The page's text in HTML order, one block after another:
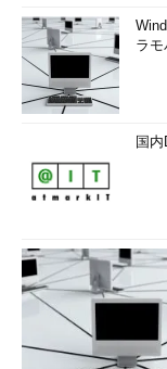
ラ
国